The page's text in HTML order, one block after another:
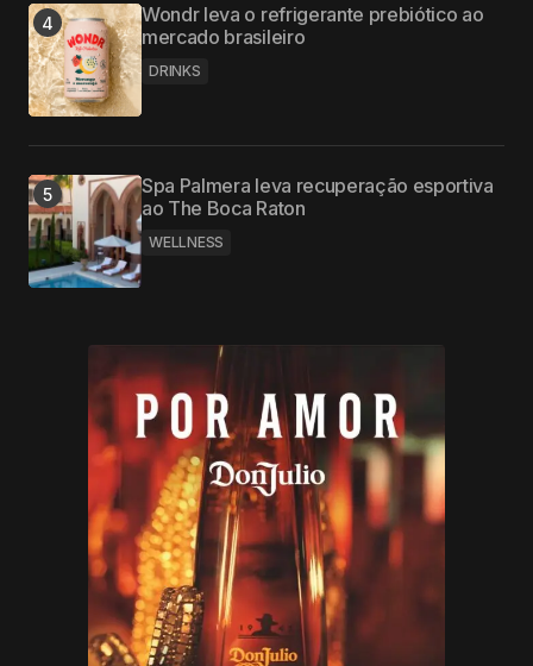
Wondr leva o refrigerante prebiótico ao
mercado brasileiro
DRINKS
Spa Palmera leva recuperação esportiva
ao The Boca Raton
WELLNESS